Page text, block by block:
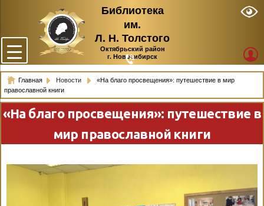
Библиотека
им.
Л. Н. Толстого
Октябрьский район
г. Новосибирск
Главная Новости
«На благо просвещения»: путешествие в мир
православной книги
«На благо просвещения»: путешествие в
мир православной книги